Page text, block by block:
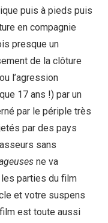
puis à pieds puis
en compagnie
presque un
de la clôture
l’agression
17 ans !) par un
par le périple très
par des pays
sans
ne va
parties du film
et votre suspens
est toute aussi